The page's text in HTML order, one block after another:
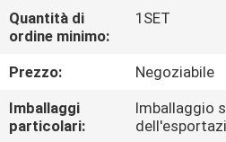
GIRO
DELLA
FABBRICA
Quantità di
ordine minimo:
1SET
Prezzo:
Negoziabile
Imballaggi
particolari:
Imballaggio